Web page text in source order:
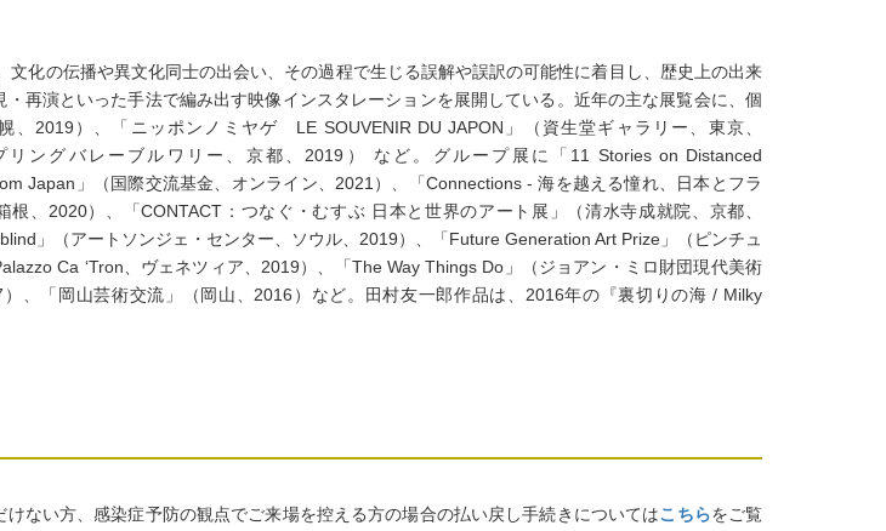
文化の伝播や異文化同士の出会い、その過程で生じる誤解や誤訳の可能性に着目し、歴史上の出来
再演といった手法で編み出す映像インスタレーションを展開している。近年の主な展覧会に、個
、2019）、「ニッポンノミヤゲ LE SOUVENIR DU JAPON」（資生堂ギャラリー、東京、
リングバレーブルワリー、京都、2019） など。グループ展に「11 Stories on Distanced
Japan」（国際交流基金、オンライン、2021）、「Connections - 海を越える憧れ、日本とフラ
根、2020）、「CONTACT：つなぐ・むすぶ 日本と世界のアート展」（清水寺成就院、京都、
」（アートソンジェ・センター、ソウル、2019）、「Future Generation Art Prize」（ピンチュ
Ca ‘Tron、ヴェネツィア、2019）、「The Way Things Do」（ジョアン・ミロ財団現代美術
、「岡山芸術交流」（岡山、2016）など。田村友一郎作品は、2016年の『裏切りの海 / Milky
ない方、感染症予防の観点でご来場を控える方の場合の払い戻し手続きについてはこちらをご覧